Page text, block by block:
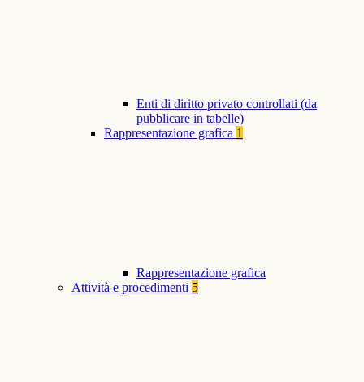
Enti di diritto privato controllati (da
pubblicare in tabelle)
Rappresentazione grafica 1
Rappresentazione grafica
Attività e procedimenti 5